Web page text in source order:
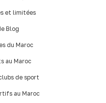
et limitées
Blog
du Maroc
au Maroc
de sport
au Maroc